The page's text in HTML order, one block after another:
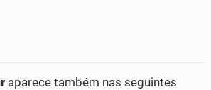
aparece também nas seguintes